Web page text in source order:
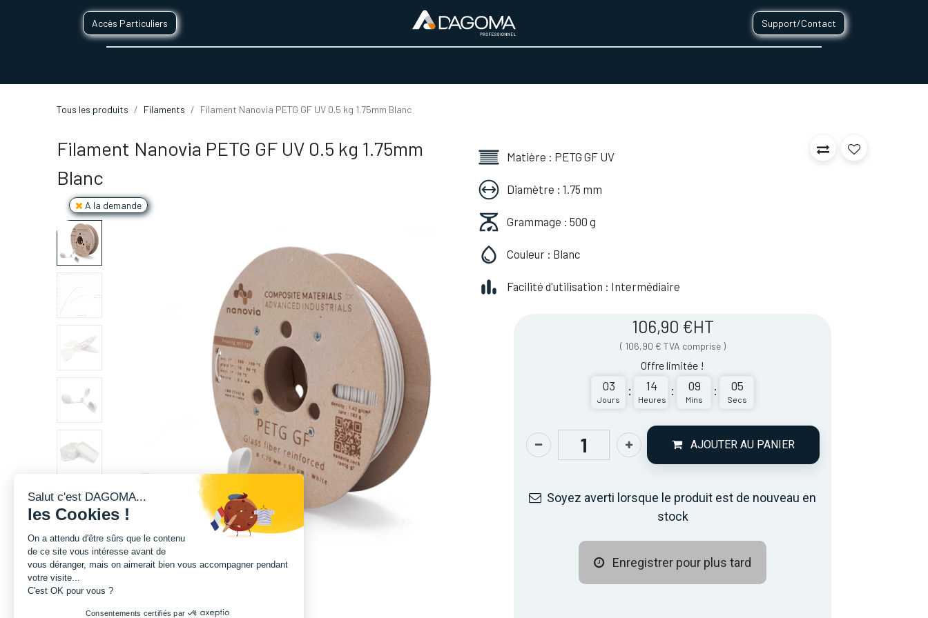
Accès Particuliers Support/Contact
Tous les produits Filaments Filament Nanovia PETG GF UV 0.5 kg 1.75mm Blanc
Filament Nanovia PETG GF UV 0.5 kg 1.75mm
Blanc
A la demande
Matière : PETG GF UV
Diamètre : 1.75 mm
Grammage : 500 g
Couleur : Blanc
Facilité d'utilisation : Intermédiaire
106,90 €HT
( 106,90 € TVA comprise )
Offre limitée !
03
Jours
: 14
Heures
: 09
Mins
: 05
Secs
AJOUTER AU PANIER
Soyez averti lorsque le produit est de nouveau en
stock
Enregistrer pour plus tard
Salut c'est DAGOMA...
les Cookies !
On a attendu d'être sûrs que le contenu
de ce site vous intéresse avant de
vous déranger, mais on aimerait bien vous accompagner pendant
votre visite...
C'est OK pour vous ?
Consentements certifiés par